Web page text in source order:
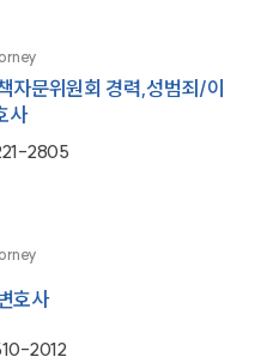
자문위원회 경력,성범죄/이
사
2805
호사
2012